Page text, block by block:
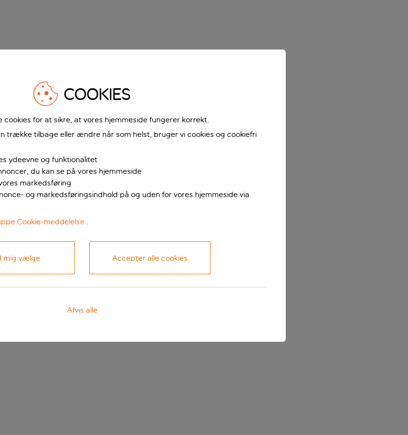
COOKIES
for at sikre, at vores hjemmeside fungerer korrekt.
trække tilbage eller ændre når som helst, bruger vi cookies og cookiefri
ydeevne og funktionalitet
du kan se på vores hjemmeside
markedsføring
og markedsføringsindhold på og uden for vores hjemmeside via
Cookie-meddelelse .
mig vælge Accepter alle cookies
Afvis alle